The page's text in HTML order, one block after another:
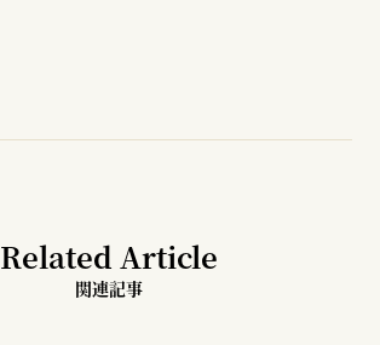
Related Article
関連記事